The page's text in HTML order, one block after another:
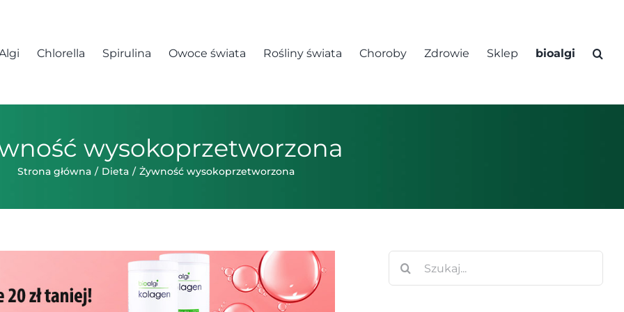
Chlorella Spirulina Owoce świata Rośliny świata Choroby Zdrowie Sklep bioalgi
wysokoprzetworzona
Strona główna Dieta Żywność wysokoprzetworzona